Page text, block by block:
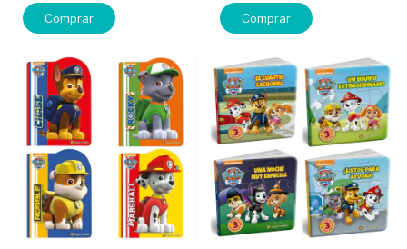
Comprar Comprar